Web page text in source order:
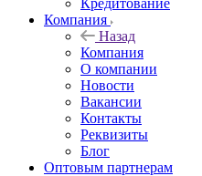
Кредитование
Компания
Назад
Компания
О компании
Новости
Вакансии
Контакты
Реквизиты
Блог
Оптовым партнерам